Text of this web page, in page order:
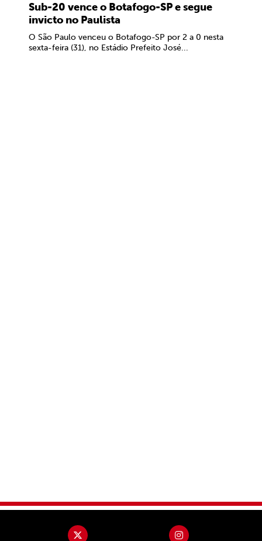
Sub-20 vence o Botafogo-SP e segue
invicto no Paulista
O São Paulo venceu o Botafogo-SP por 2 a 0 nesta
sexta-feira (31), no Estádio Prefeito José...